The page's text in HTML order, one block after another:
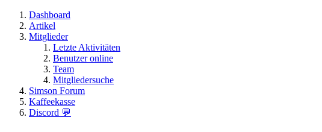
Dashboard
Artikel
Mitglieder
Letzte Aktivitäten
Benutzer online
Team
Mitgliedersuche
Simson Forum
Kaffeekasse
Discord 💬